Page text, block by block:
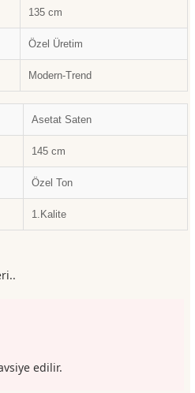
135 cm
Özel Üretim
Modern-Trend
Asetat Saten
145 cm
Özel Ton
1.Kalite
edilir.